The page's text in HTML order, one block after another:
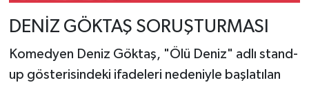
DENİZ GÖKTAŞ SORUŞTURMASI
Komedyen Deniz Göktaş, "Ölü Deniz" adlı stand-
up gösterisindeki ifadeleri nedeniyle başlatılan